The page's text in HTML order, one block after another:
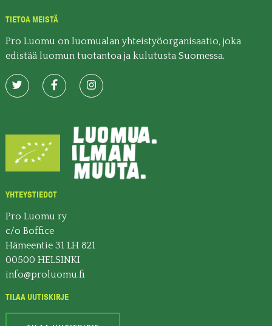
TIETOA MEISTÄ
Pro Luomu on luomualan yhteistyöorganisaatio, joka
edistää luomun tuotantoa ja kulutusta Suomessa.
YHTEYSTIEDOT
Pro Luomu ry
c/o Boffice
Hämeentie 31 LH 821
00500 HELSINKI
info@proluomu.fi
TILAA UUTISKIRJE